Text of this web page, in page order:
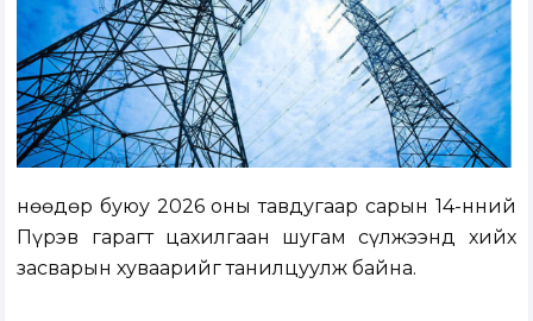
Өнөөдөр буюу 2026 оны тавдугаар сарын 14-нний
Пүрэв гарагт цахилгаан шугам сүлжээнд хийх
засварын хуваарийг танилцуулж байна.